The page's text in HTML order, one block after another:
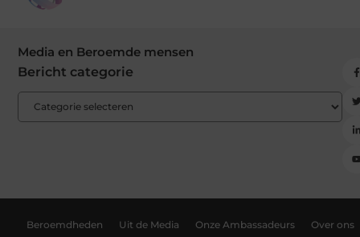
Media en Beroemde mensen
Bericht categorie
Beroemdheden Uit de Media Onze Ambassadeurs Over ons